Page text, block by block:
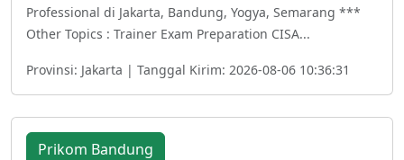
Professional di Jakarta, Bandung, Yogya, Semarang ***
Other Topics : Trainer Exam Preparation CISA...
Provinsi: Jakarta | Tanggal Kirim: 2026-08-06 10:36:31
Prikom Bandung